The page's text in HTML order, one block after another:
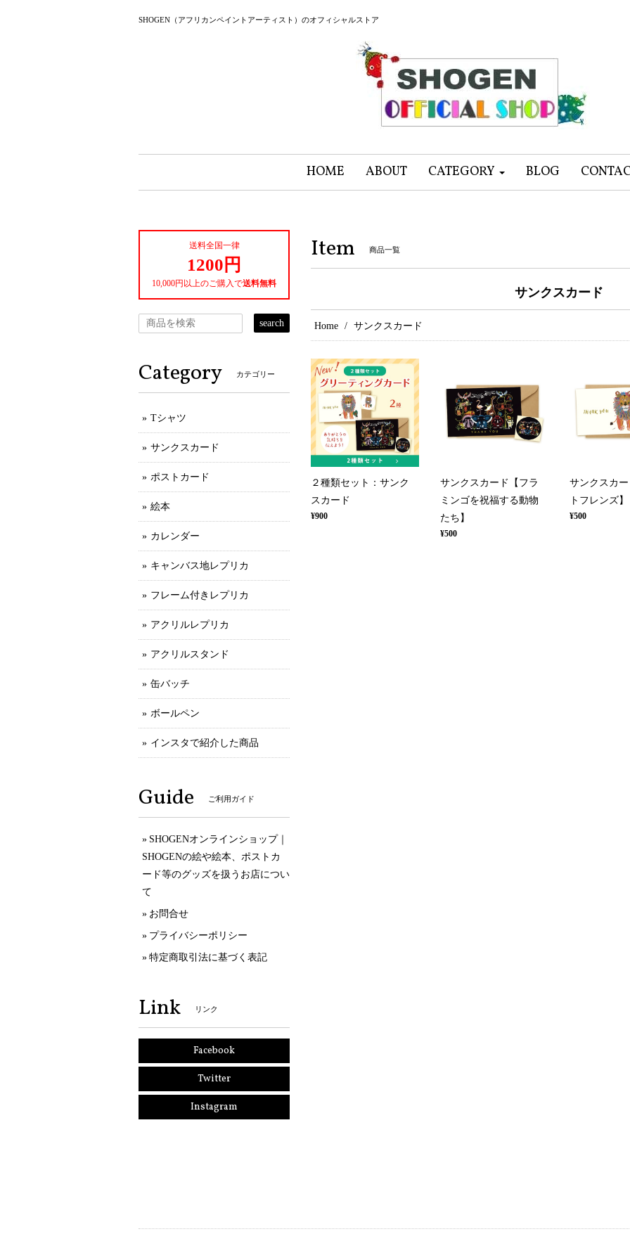
SHOGEN（アフリカンペイントアーティスト）のオフィシャルストア
HOME ABOUT CATEGORY BLOG
Item 商品一覧
サンクスカード
Home サンクスカード
２種類セット：サンク
スカード
¥900
サンクスカード【フラ
ミンゴを祝福する動物
たち】
¥500
サンクスカ
トフレンズ】
¥500
送料全国一律
1200円
10,000円以上のご購入で送料無料
search
Category カテゴリー
Tシャツ
サンクスカード
ポストカード
絵本
カレンダー
キャンバス地レプリカ
フレーム付きレプリカ
アクリルレプリカ
アクリルスタンド
缶バッチ
ボールペン
インスタで紹介した商品
Guide ご利用ガイド
SHOGENオンラインショップ｜
SHOGENの絵や絵本、ポストカ
ード等のグッズを扱うお店につい
て
お問合せ
プライバシーポリシー
特定商取引法に基づく表記
Link リンク
Facebook
Twitter
Instagram